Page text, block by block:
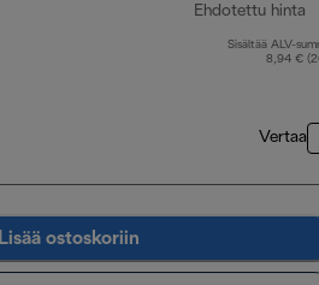
Ehdotettu hinta
Sisältää ALV-
8,94 €
Vertaa
Lisää ostoskoriin